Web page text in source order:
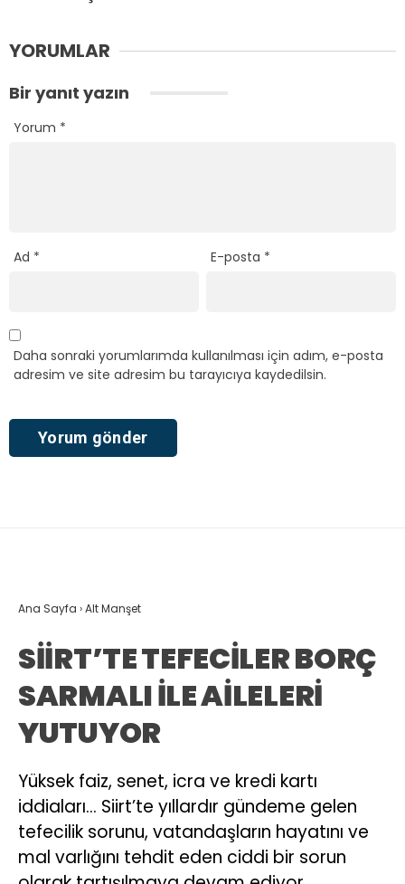
YORUMLAR
Bir yanıt yazın
Yorum *
Ad * E-posta *
Daha sonraki yorumlarımda kullanılması için adım, e-posta
adresim ve site adresim bu tarayıcıya kaydedilsin.
Ana Sayfa ›Alt Manşet
SİİRT’TE TEFECİLER BORÇ
SARMALI İLE AİLELERİ
YUTUYOR
Yüksek faiz, senet, icra ve kredi kartı
iddiaları… Siirt’te yıllardır gündeme gelen
tefecilik sorunu, vatandaşların hayatını ve
mal varlığını tehdit eden ciddi bir sorun